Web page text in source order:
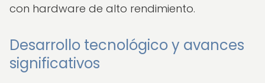
con hardware de alto rendimiento.
Desarrollo tecnológico y avances
significativos